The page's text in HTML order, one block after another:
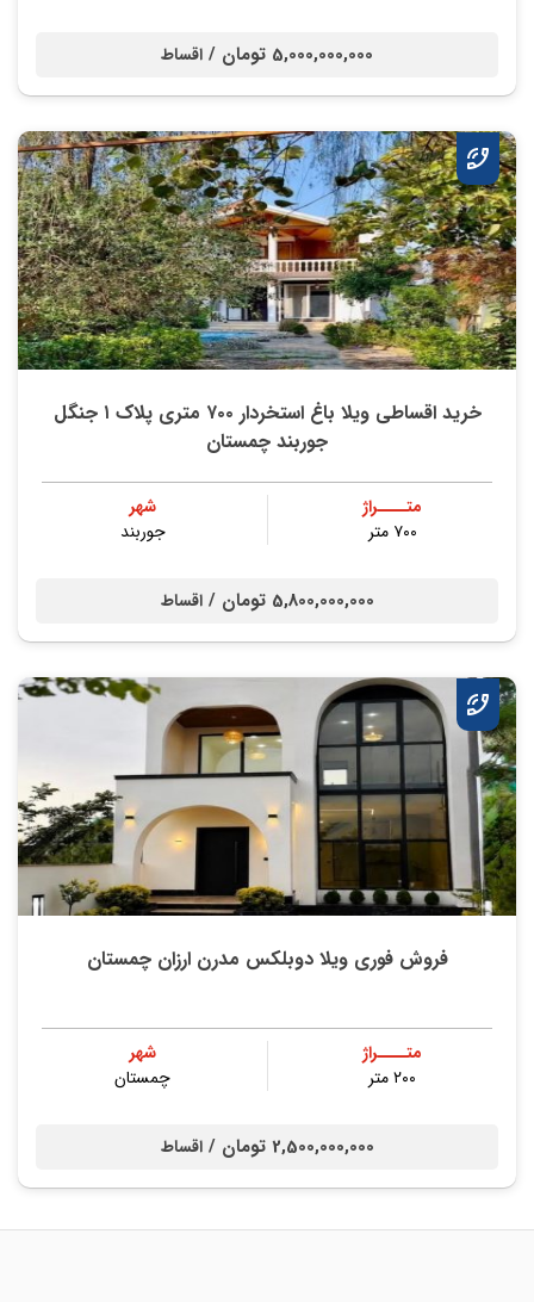
5,000,000,000 تومان / اقساط
خرید اقساطی ویلا باغ استخردار ۷۰۰ متری پلاک ۱ جنگل
جوربند چمستان
متــــراژ
۷۰۰ متر
شهر
جوربند
5,800,000,000 تومان / اقساط
فروش فوری ویلا دوبلکس مدرن ارزان چمستان
متــــراژ
۲۰۰ متر
شهر
چمستان
2,500,000,000 تومان / اقساط